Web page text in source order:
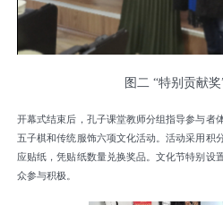
图二 “特别贡献
开幕式结束后，孔子课堂教师分组指导参与者
五子棋和传统服饰六项文化活动。活动采用积
应贴纸，凭贴纸数量兑换奖品。文化节特别设
众参与积极。